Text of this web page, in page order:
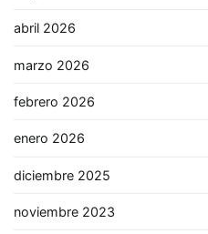
abril 2026
marzo 2026
febrero 2026
enero 2026
diciembre 2025
noviembre 2023